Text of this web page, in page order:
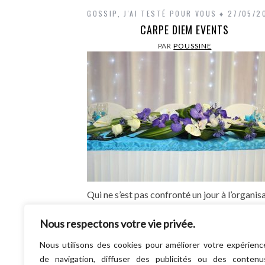
Nous respectons votre vie privée.
Nous utilisons des cookies pour améliorer votre
de navigation, diffuser des publicités ou des
GOSSIP J'AI TESTÉ POUR VOUS 27/05/
CARPE DIEM EVENTS
PARPOUSSINE
Qui ne s’est pas confronté un jour à
baptême toussa toussa… Que celui qui
LIRE LA SUITE